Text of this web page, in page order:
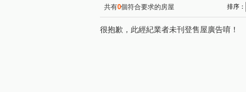
共有0個符合要求的房屋 排序：
很抱歉，此經紀業者未刊登售屋廣告唷！